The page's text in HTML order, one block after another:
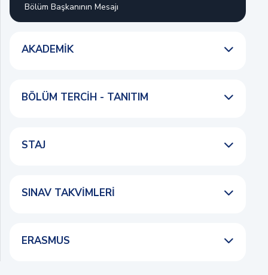
Bölüm Başkanının Mesajı
AKADEMIK
BÖLÜM TERCIH - TANITIM
STAJ
SINAV TAKVIMLERI
ERASMUS